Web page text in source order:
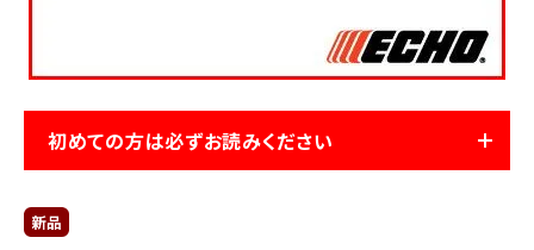
利用ガイド
初めての方は必ずお読みください